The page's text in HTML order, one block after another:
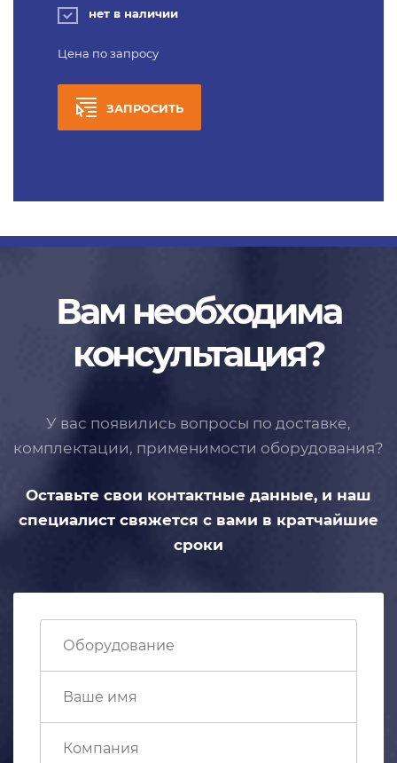
нет в наличии
Цена по запросу
ЗАПРОСИТЬ
Вам необходима
консультация?
У вас появились вопросы по доставке,
комплектации, применимости оборудования?
Оставьте свои контактные данные, и наш
специалист свяжется с вами в кратчайшие
сроки